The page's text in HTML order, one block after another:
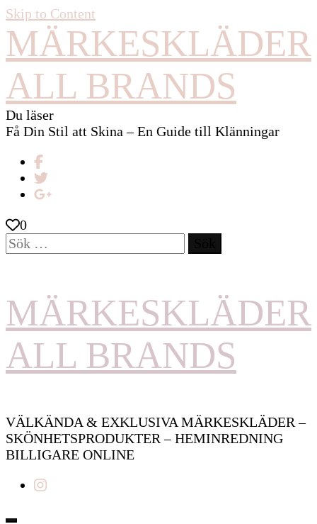
Skip to Content
MÄRKESKLÄDER
ALL BRANDS
Du läser
Få Din Stil att Skina – En Guide till Klänningar
0
Sök
efter:
MÄRKESKLÄDER
ALL BRANDS
VÄLKÄNDA & EXKLUSIVA MÄRKESKLÄDER –
SKÖNHETSPRODUKTER – HEMINREDNING
BILLIGARE ONLINE